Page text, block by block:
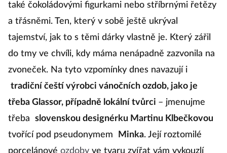
také čokoládovými figurkami nebo stříbrnými řetězy
a třásněmi. Ten, který v sobě ještě ukrýval
tajemství, jak to s těmi dárky vlastně je. Který zářil
do tmy ve chvíli, kdy máma nenápadně zazvonila na
zvoneček. Na tyto vzpomínky dnes navazují i
tradiční čeští výrobci vánočních ozdob, jako je
třeba Glassor, případně lokální tvůrci –⁠ jmenujme
třeba
slovenskou designérku Martinu Klbečkovou
tvořící pod pseudonymem
Minka. Její roztomilé
porcelánové ozdoby ve tvaru zvířat vám vykouzlí